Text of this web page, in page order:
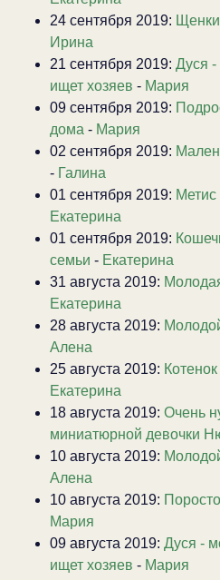
24 сентября 2019:
Ирина
21 сентября 2019: Дуся -
ищет хозяев - Мария
09 сентября 2019:
дома - Мария
02 сентября 2019:
- Галина
01 сентября 2019: Метис
Екатерина
01 сентября 2019:
семьи - Екатерина
31 августа 2019:
Екатерина
28 августа 2019:
Алена
25 августа 2019:
Екатерина
18 августа 2019: Очень
миниатюрной девочки
10 августа 2019:
Алена
10 августа 2019:
Мария
09 августа 2019: Дуся -
ищет хозяев - Мария